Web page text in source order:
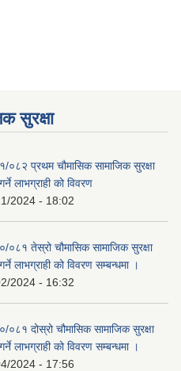
सुरक्षा
प्रथम चौमासिक सामाजिक सुरक्षा
लाभग्राही को विवरण
2024 - 18:02
तेस्रो चौमासिक सामाजिक सुरक्षा
गर्ने लाभग्राही को विवरण सम्बन्धमा ।
2024 - 16:32
दोस्रो चौमासिक सामाजिक सुरक्षा
गर्ने लाभग्राही को विवरण सम्बन्धमा ।
2024 - 17:56